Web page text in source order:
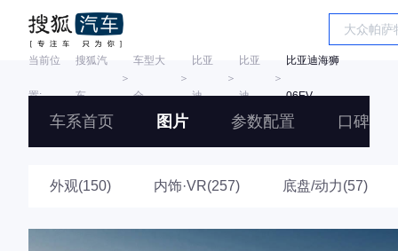
当前位
置:
搜狐汽
车
＞
车型大
全
＞
比亚
迪
＞
比亚
迪
＞
比亚迪海狮
06EV
车系首页 图片 参数配置 口碑
外观(150) 内饰·VR(257) 底盘/动力(57)